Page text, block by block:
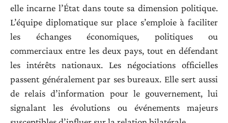
elle incarne l’État dans toute sa dimension politique.
L’équipe diplomatique sur place s’emploie à faciliter
les échanges économiques, politiques ou
commerciaux entre les deux pays, tout en défendant
les intérêts nationaux. Les négociations officielles
passent généralement par ses bureaux. Elle sert aussi
de relais d’information pour le gouvernement, lui
signalant les évolutions ou événements majeurs